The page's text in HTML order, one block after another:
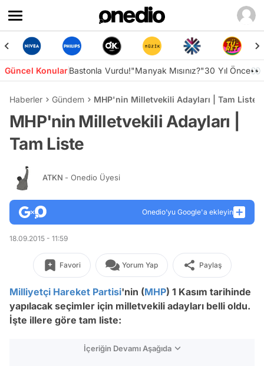
Güncel KonularBastonla Vurdu!"Manyak Mısınız?"30 Yıl Önce👀
Haberler Gündem MHP'nin Milletvekili Adayları | Tam Liste
MHP'nin Milletvekili Adayları |
Tam Liste
ATKN - Onedio Üyesi
Onedio’yu Google'a ekleyin
18.09.2015 - 11:59
Favori Yorum Yap Paylaş
Milliyetçi Hareket Partisi'nin (MHP) 1 Kasım tarihinde
yapılacak seçimler için milletvekili adayları belli oldu.
İşte illere göre tam liste:
İçeriğin Devamı Aşağıda